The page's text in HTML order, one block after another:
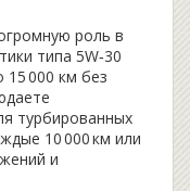
роль в
типа 5W‑30
15 000 км без
турбированных
10 000 км или
и